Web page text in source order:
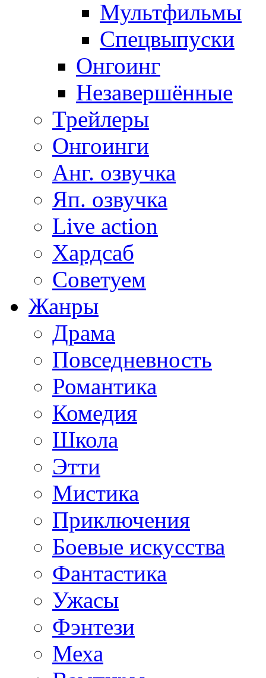
Мультфильмы
Спецвыпуски
Онгоинг
Незавершённые
Трейлеры
Онгоинги
Анг. озвучка
Яп. озвучка
Live action
Хардсаб
Советуем
Жанры
Драма
Повседневность
Романтика
Комедия
Школа
Этти
Мистика
Приключения
Боевые искусства
Фантастика
Ужасы
Фэнтези
Меха